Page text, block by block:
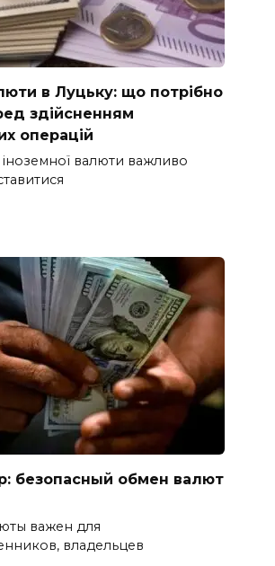
в Луцьку: що потрібно
здійсненням
операцій
іноземної валюти важливо
безопасный обмен валют
важен для
владельцев